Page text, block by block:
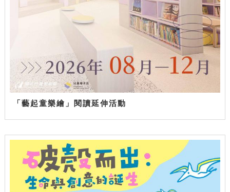
「藝起童樂繪」閱讀延伸活動